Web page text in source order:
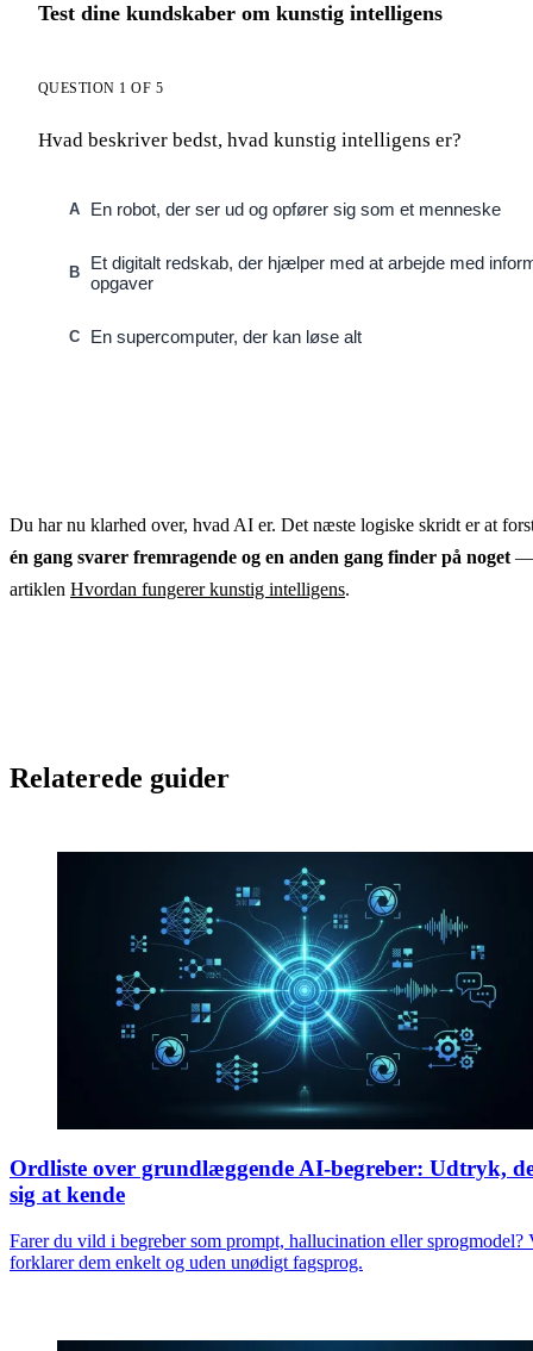
Test dine kundskaber om kunstig intelligens
QUESTION 1 OF 5
Hvad beskriver bedst, hvad kunstig intelligens er?
A En robot, der ser ud og opfører sig som et menneske
B
Et digitalt redskab, der hjælper med at arbejde med
opgaver
C En supercomputer, der kan løse alt
Du har nu klarhed over, hvad AI er. Det næste logiske skridt er at
én gang svarer fremragende og en anden gang finder på noget —
artiklen Hvordan fungerer kunstig intelligens.
Relaterede guider
Ordliste over grundlæggende AI-begreber: Udtryk,
sig at kende
Farer du vild i begreber som prompt, hallucination eller sprogmodel?
forklarer dem enkelt og uden unødigt fagsprog.